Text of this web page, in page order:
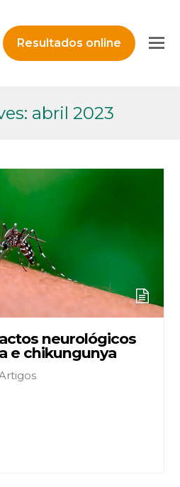
Resultados online
abril 2023
neurológicos
e chikungunya